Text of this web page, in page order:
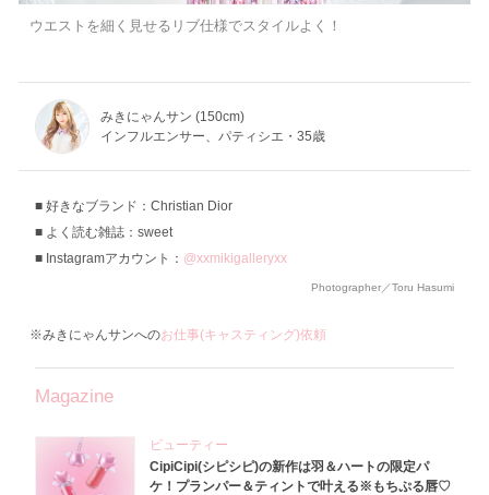
ウエストを細く見せるリブ仕様でスタイルよく！
みきにゃんサン (150cm)
インフルエンサー、パティシエ・35歳
好きなブランド：Christian Dior
よく読む雑誌：sweet
Instagramアカウント： @xxmikigalleryxx
Photographer／Toru Hasumi
※みきにゃんサンへのお仕事(キャスティング)依頼
Magazine
ビューティー
CipiCipi(シピシピ)の新作は羽＆ハートの限定パ
ケ！プランパー＆ティントで叶える※もちぷる唇♡